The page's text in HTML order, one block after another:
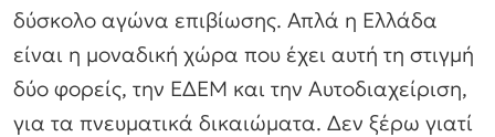
δύσκολο αγώνα επιβίωσης. Απλά η Ελλάδα
είναι η μοναδική χώρα που έχει αυτή τη στιγμή
δύο φορείς, την ΕΔΕΜ και την Αυτοδιαχείριση,
για τα πνευματικά δικαιώματα. Δεν ξέρω γιατί